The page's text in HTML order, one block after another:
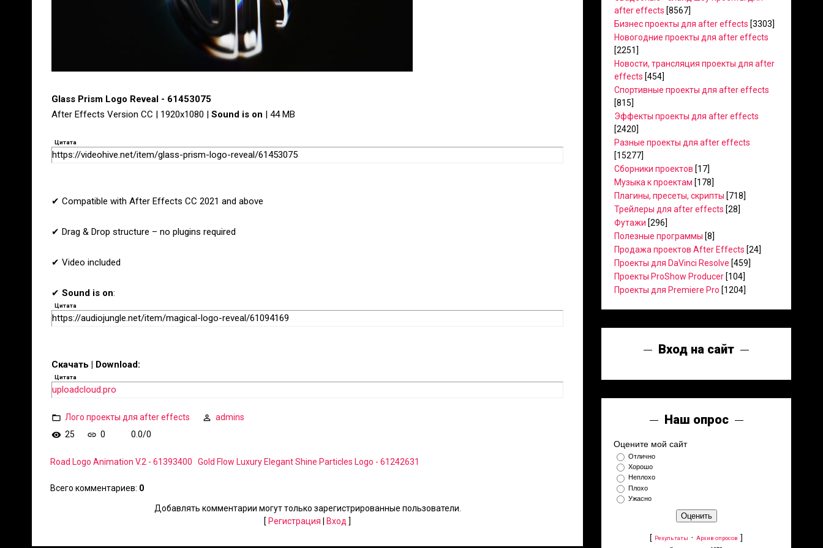
Glass Prism Logo Reveal - 61453075
After Effects Version CC | 1920x1080 | Sound is on | 44 MB
Цитата
https://videohive.net/item/glass-prism-logo-reveal/61453075
✔ Compatible with After Effects CC 2021 and above
✔ Drag & Drop structure – no plugins required
✔ Video included
✔ Sound is on:
Цитата
https://audiojungle.net/item/magical-logo-reveal/61094169
Скачать | Download:
Цитата
uploadcloud.pro
Лого проекты для after effects
admins
25
0 0.0/0
Road Logo Animation V.2 - 61393400 Gold Flow Luxury Elegant Shine Particles Logo - 61242631
Всего комментариев: 0
Добавлять комментарии могут только зарегистрированные пользователи.
[ Регистрация Вход ]
after effects [8567]
Бизнес проекты для after effects [3303]
Новогодние проекты для after effects
[2251]
Новости, трансляция проекты для after
effects [454]
Спортивные проекты для after effects
[815]
Эффекты проекты для after effects
[2420]
Разные проекты для after effects
[15277]
Сборники проектов [17]
Музыка к проектам [178]
Плагины, пресеты, скрипты [718]
Трейлеры для after effects [28]
Футажи [296]
Полезные программы [8]
Продажа проектов After Effects [24]
Проекты для DaVinci Resolve [459]
Проекты ProShow Producer [104]
Проекты для Premiere Pro [1204]
Вход на сайт
Наш опрос
Оцените мой сайт
Отлично
Хорошо
Неплохо
Плохо
Ужасно
[ Результаты · Архив опросов ]